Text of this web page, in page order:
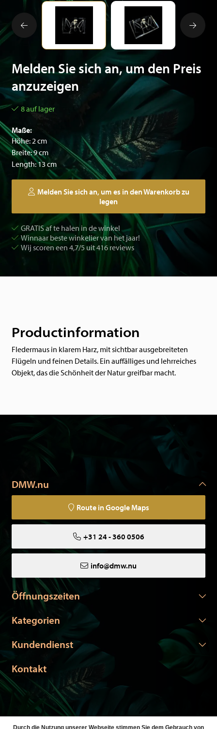
Melden Sie sich an, um den Preis
anzuzeigen
8 auf lager
Maße:
Höhe: 2 cm
Breite: 9 cm
Length: 13 cm
Melden Sie sich an, um es in den Warenkorb zu
legen
GRATIS af te halen in de winkel
Winnaar beste winkelier van het jaar!
Wij scoren een 4,7/5 uit 416 reviews
Productinformation
Fledermaus in klarem Harz, mit sichtbar ausgebreiteten
Flügeln und feinen Details. Ein auffälliges und lehrreiches
Objekt, das die Schönheit der Natur greifbar macht.
DMW.nu
Route in Google Maps
+31 24 - 360 0506
info@dmw.nu
Öffnungszeiten
Kategorien
Kundendienst
Kontakt
Durch die Nutzung unserer Webseite stimmen Sie dem Gebrauch von